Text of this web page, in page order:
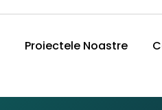
Proiectele Noastre